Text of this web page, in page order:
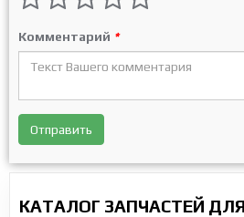
Комментарий *
Отправить
КАТАЛОГ ЗАПЧАСТЕЙ